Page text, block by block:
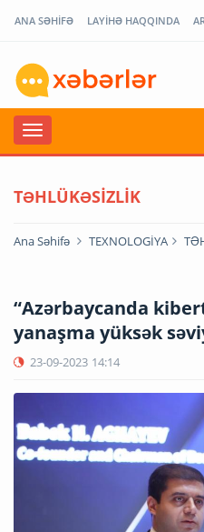
ANA SƏHİFƏ LAYİHƏ HAQQINDA
TƏHLÜKƏSİZLİK
Ana Səhifə TEXNOLOGİYA
“Azərbaycanda
yanaşma yüksək
23-09-2023 14:14